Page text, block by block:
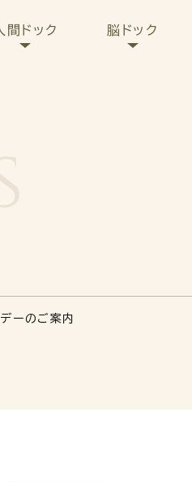
間ドック 脳ドック
ーのご案内